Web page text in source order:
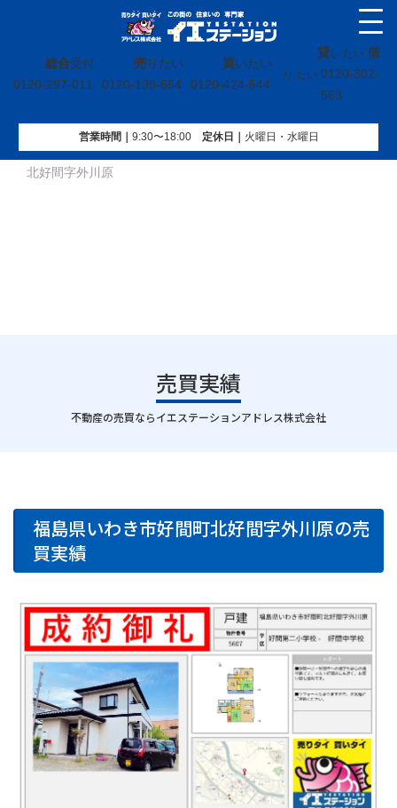
総合受付
0120-297-011
売りたい
0120-139-664
買いたい
0120-424-544
貸し たい 借
り たい 0120-302-
563
営業時間｜ 9:30〜18:00定休⽇｜ 火曜⽇・水曜⽇
イエステーション»売買実績»戸建»福島県いわき市好間町
北好間字外川原
売買実績
｜
不動産の売買ならイエステーションアドレス株式会社
福島県いわき市好間町北好間字外川原の売
買実績